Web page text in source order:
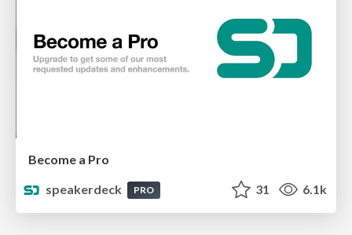
Become a Pro
speakerdeck
PRO 31 6.1k